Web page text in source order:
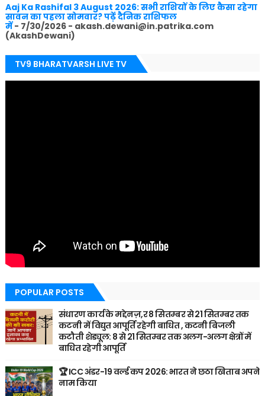
Aaj Ka Rashifal 3 August 2026: सभी राशियों के लिए कैसा रहेगा
सावन का पहला सोमवार? पढ़ें दैनिक राशिफल
में- 7/30/2026- akash.dewani@in.patrika.com
(AkashDewani)
TV9 BHARATVARSH LIVE TV
POPULAR POSTS
संधारण कार्य के मद्देनज़,र 8 सितम्बर से 21 सितम्बर तक
कटनी में विद्युत आपूर्ति रहेगी बाधित , कटनी बिजली
कटौती शेड्यूल: 8 से 21 सितम्बर तक अलग-अलग क्षेत्रों में
बाधित रहेगी आपूर्ति
🏆 ICC अंडर-19 वर्ल्ड कप 2026: भारत ने छठा खिताब अपने
नाम किया